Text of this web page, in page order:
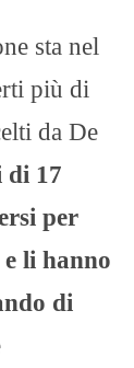
sta nel
più di
da De
di 17
per
li hanno
di